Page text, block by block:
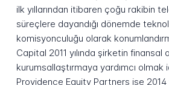
ilk yıllarından itibaren çoğu rakibin
süreçlere dayandığı dönemde
komisyonculuğu olarak
Capital 2011 yılında şirketin finansal
kurumsallaştırmaya yardımcı olmak
Providence Equity Partners ise 2014